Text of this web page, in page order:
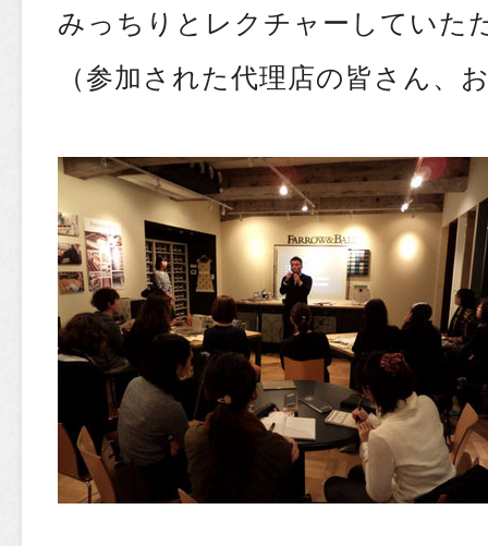
みっちりとレクチャーしていた
（参加された代理店の皆さん、